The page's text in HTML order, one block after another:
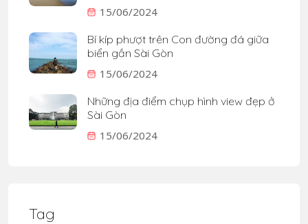
15/06/2024
Bí kíp phượt trên Con đường đá giữa
biển gần Sài Gòn
15/06/2024
Những địa điểm chụp hình view đẹp ở
Sài Gòn
15/06/2024
Tag